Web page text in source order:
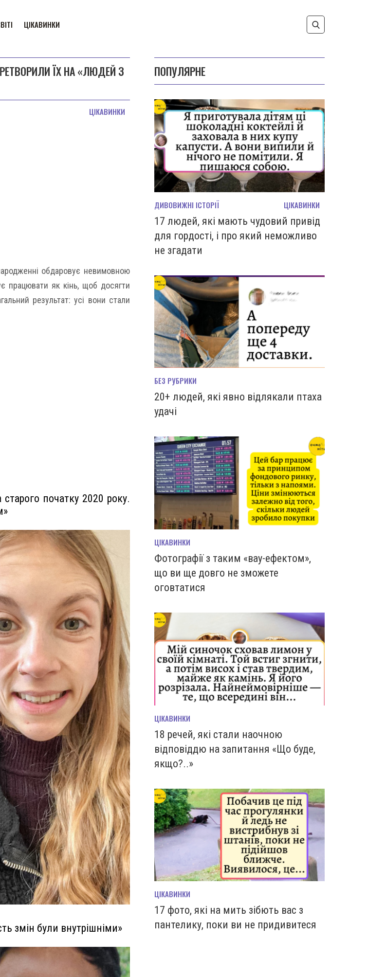
ЦІКАВИНКИ
ЇХ НА «ЛЮДЕЙ З
ЦІКАВИНКИ
обдаровує невимовною
працювати як кінь, щоб досягти
результат: усі вони стали
початку 2020 року.
змін були внутрішніми»
ПОПУЛЯРНЕ
ДИВОВИЖНІ ІСТОРІЇ ЦІКАВИНКИ
17 людей, які мають чудовий привід
для гордості, і про який неможливо
не згадати
БЕЗ РУБРИКИ
20+ людей, які явно відлякали птаха
удачі
ЦІКАВИНКИ
Фотографії з таким «вау-ефектом»,
що ви ще довго не зможете
оговтатися
ЦІКАВИНКИ
18 речей, які стали наочною
відповіддю на запитання «Що буде,
якщо?..»
ЦІКАВИНКИ
17 фото, які на мить зiбють вас з
пантелику, поки ви не придивитеся